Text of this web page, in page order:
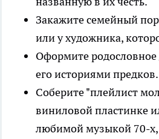
Закажите семейный
или у художника,
Оформите
его историями предков.
Соберите "плейлист
виниловой пластинке
любимой музыкой 70-х,